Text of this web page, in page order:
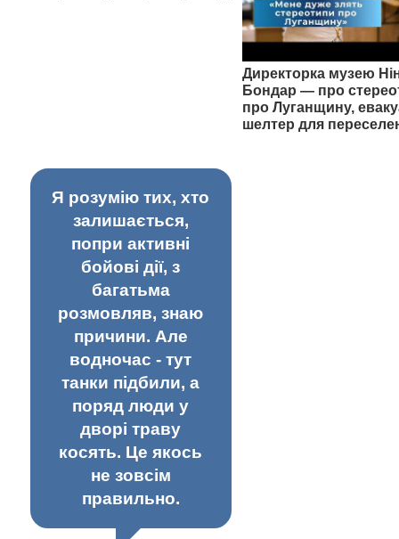
Директорка музею
Бондар — про
про Луганщину,
шелтер для
Я розумію тих, хто
залишається,
попри активні
бойові дії, з
багатьма
розмовляв, знаю
причини. Але
водночас - тут
танки підбили, а
поряд люди у
дворі траву
косять. Це якось
не зовсім
правильно.